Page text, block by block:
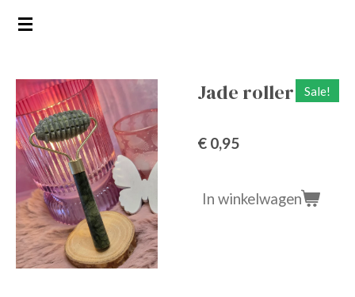
Ga
de
hoofdinhoud
Jade roller Sale!
€ 0,95
In winkelwagen